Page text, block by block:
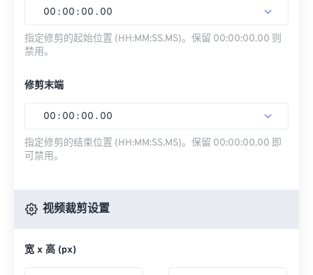
00 : 00 : 00 . 00
指定修剪的起始位置 (HH:MM:SS.MS)。保留 00:00:00.00 则
禁用。
修剪末端
00 : 00 : 00 . 00
指定修剪的结束位置 (HH:MM:SS.MS)。保留 00:00:00.00 即
可禁用。
视频裁剪设置
宽 x 高 (px)